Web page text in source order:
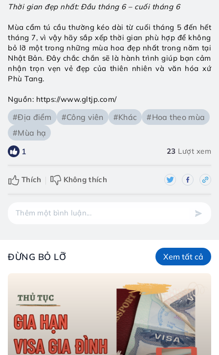
Thời gian đẹp nhất: Đầu tháng 6 – cuối tháng 6
Mùa cẩm tú cầu thường kéo dài từ cuối tháng 5 đến hết
tháng 7, vì vậy hãy sắp xếp thời gian phù hợp để không
bỏ lỡ một trong những mùa hoa đẹp nhất trong năm tại
Nhật Bản. Đây chắc chắn sẽ là hành trình giúp bạn cảm
nhận trọn vẹn vẻ đẹp của thiên nhiên và văn hóa xứ
Phù Tang.
Nguồn: https://www.gltjp.com/
#Địa điểm #Công viên #Khác
#Hoa theo mùa
#Mùa hạ
1
23 Lượt xem
Thích Không thích
ĐỪNG BỎ LỠ Xem tất cả